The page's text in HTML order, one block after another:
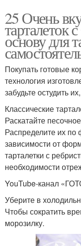
25 Очень
тарталеток
основу для
Покупать готовые
технология
забудьте остудить
Классические
Раскатайте
Распределите их
зависимости от
тарталетки с
необходимости
YouTube‑канал
Уберите в
Чтобы сократить
морозилку.